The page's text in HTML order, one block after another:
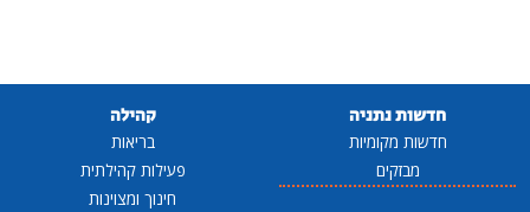
חדשות נתניה
חדשות מקומיות
מבזקים
קהילה
בריאות
פעילות קהילתית
חינוך ומצוינות